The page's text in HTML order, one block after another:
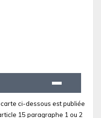
ci-dessous est publiée
15 paragraphe 1 ou 2